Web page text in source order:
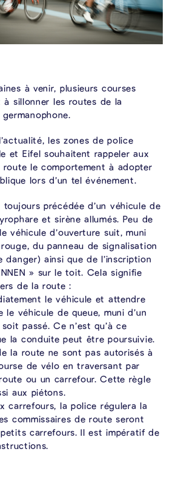
à venir, plusieurs courses
à sillonner les routes de la
les zones de police
et Eifel souhaitent rappeler aux
route le comportement à adopter
lors d’un tel événement.
précédée d’un véhicule de
et sirène allumés. Peu de
véhicule d’ouverture suit, muni
rouge, du panneau de signalisation
danger) ainsi que de l’inscription
» sur le toit. Cela signifie
de la route :
le véhicule et attendre
le véhicule de queue, muni d’un
passé. Ce n’est qu’à ce
la conduite peut être poursuivie.
la route ne sont pas autorisés à
de vélo en traversant par
ou un carrefour. Cette règle
aux piétons.
carrefours, la police régulera la
commissaires de route seront
carrefours. Il est impératif de